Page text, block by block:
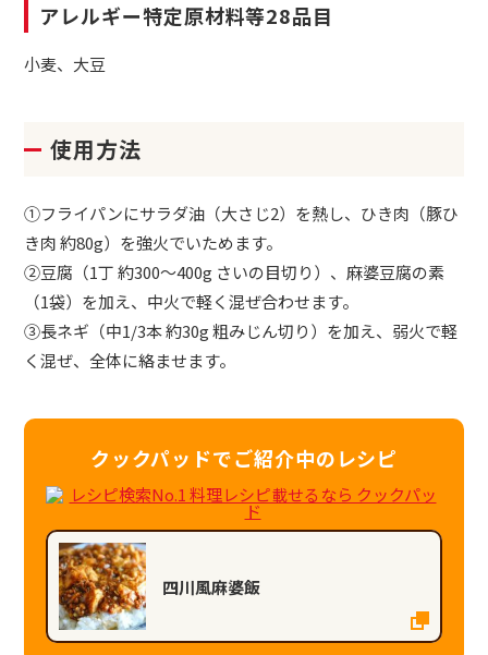
アレルギー特定原材料等28品目
小麦、大豆
使用方法
①フライパンにサラダ油（大さじ2）を熱し、ひき肉（豚ひ
き肉 約80g）を強火でいためます。
②豆腐（1丁 約300～400g さいの目切り）、麻婆豆腐の素
（1袋）を加え、中火で軽く混ぜ合わせます。
③長ネギ（中1/3本 約30g 粗みじん切り）を加え、弱火で軽
く混ぜ、全体に絡ませます。
クックパッドでご紹介中のレシピ
四川風麻婆飯